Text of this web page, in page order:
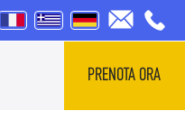
PRENOTA ORA